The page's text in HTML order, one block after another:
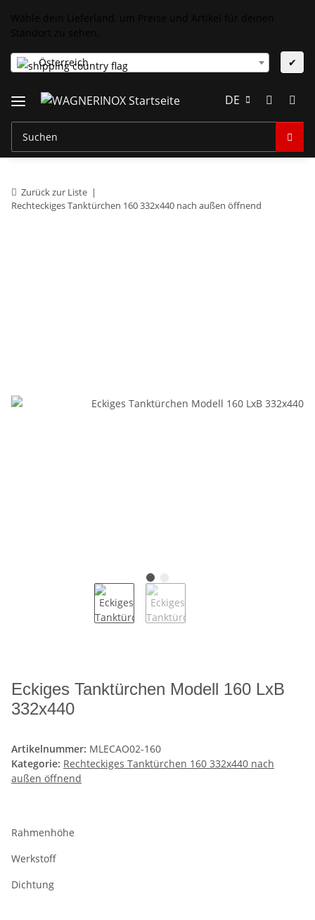
Österreich ✔
DE
Zurück zur Liste
Rechteckiges Tanktürchen 160 332x440 nach außen öffnend
Eckiges Tanktürchen Modell 160 LxB
332x440
Artikelnummer: MLECAO02-160
Kategorie: Rechteckiges Tanktürchen 160 332x440 nach
außen öffnend
Rahmenhöhe
Werkstoff
Dichtung